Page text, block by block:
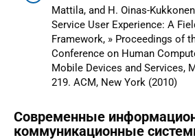
Mattila, and H. Oinas-
Service User Experience: A
Framework, » Proceedings of
Conference on Human
Mobile Devices and Services,
219. ACM, New York (2010)
Современные
коммуникационные